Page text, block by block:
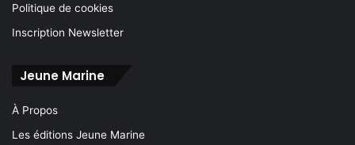
Politique de cookies
Inscription Newsletter
Jeune Marine
À Propos
Les éditions Jeune Marine